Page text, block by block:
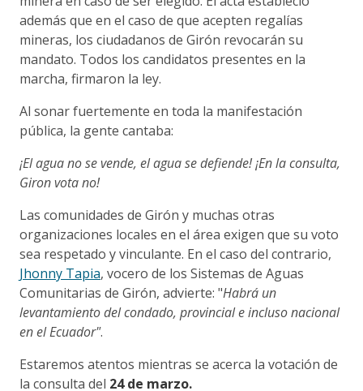
además que en el caso de que acepten regalías
mineras, los ciudadanos de Girón revocarán su
mandato. Todos los candidatos presentes en la
marcha, firmaron la ley.
Al sonar fuertemente en toda la manifestación
pública, la gente cantaba:
¡El agua no se vende, el agua se defiende! ¡En la consulta,
Giron vota no!​
Las comunidades de Girón y muchas otras
organizaciones locales en el área exigen que su voto
sea respetado y vinculante. En el caso del contrario,
Jhonny Tapia, vocero de los Sistemas de Aguas
Comunitarias de Girón, advierte: "Habrá un
levantamiento del condado, provincial e incluso nacional
en el Ecuador".
Estaremos atentos mientras se acerca la votación de
la consulta del 24 de marzo.